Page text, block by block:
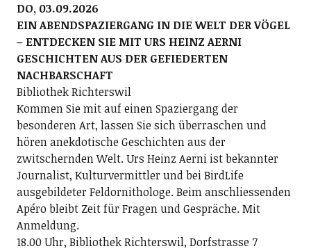
DO, 03.09.2026
EIN ABENDSPAZIERGANG IN DIE WELT DER VÖGEL
– ENTDECKEN SIE MIT URS HEINZ AERNI
GESCHICHTEN AUS DER GEFIEDERTEN
NACHBARSCHAFT
Bibliothek Richterswil
Kommen Sie mit auf einen Spaziergang der
besonderen Art, lassen Sie sich überraschen und
hören anekdotische Geschichten aus der
zwitschernden Welt. Urs Heinz Aerni ist bekannter
Journalist, Kulturvermittler und bei BirdLife
ausgebildeter Feldornithologe. Beim anschliessenden
Apéro bleibt Zeit für Fragen und Gespräche. Mit
Anmeldung.
18.00 Uhr, Bibliothek Richterswil, Dorfstrasse 7